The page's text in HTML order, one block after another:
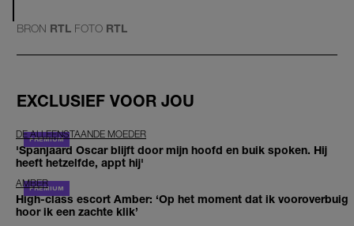
BRON RTL FOTO RTL
EXCLUSIEF VOOR JOU
DE ALLEENSTAANDE MOEDER
'Spanjaard Oscar blijft door mijn hoofd en buik spoken. Hij
heeft hetzelfde, appt hij'
AMBER
High-class escort Amber: ‘Op het moment dat ik vooroverbuig
hoor ik een zachte klik’